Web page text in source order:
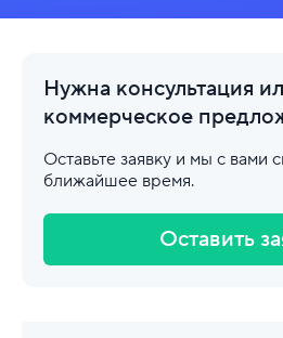
Нужна консультация
коммерческое
Оставьте заявку и мы с вами
ближайшее время.
Оставить